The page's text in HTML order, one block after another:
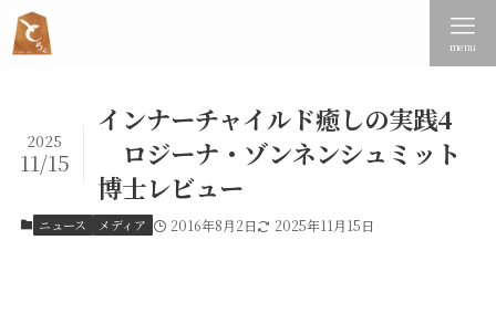
menu
インナーチャイルド癒しの実践4
ロジーナ・ゾンネンシュミット
博士レビュー
2025
11/15
ニュース メディア 2016年8月2日 2025年11月15日